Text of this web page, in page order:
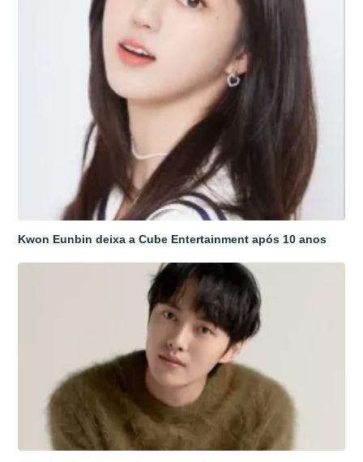
Kwon Eunbin deixa a Cube Entertainment após 10 anos